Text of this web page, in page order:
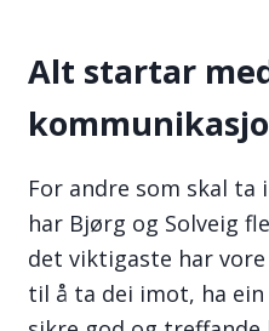
Alt startar
For andre som skal
har Bjørg og Solveig
det viktigaste har
til å ta dei imot, ha